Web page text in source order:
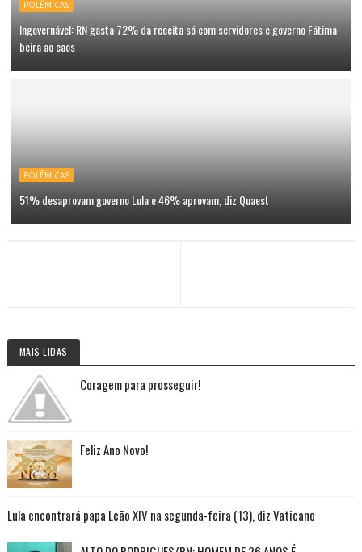
POLÊMICAS
Ingovernável: RN gasta 72% da receita só com servidores e governo Fátima
beira ao caos
POLÊMICAS
51% desaprovam governo Lula e 46% aprovam, diz Quaest
MAIS LIDAS
Coragem para prosseguir!
Feliz Ano Novo!
Lula encontrará papa Leão XIV na segunda-feira (13), diz Vaticano